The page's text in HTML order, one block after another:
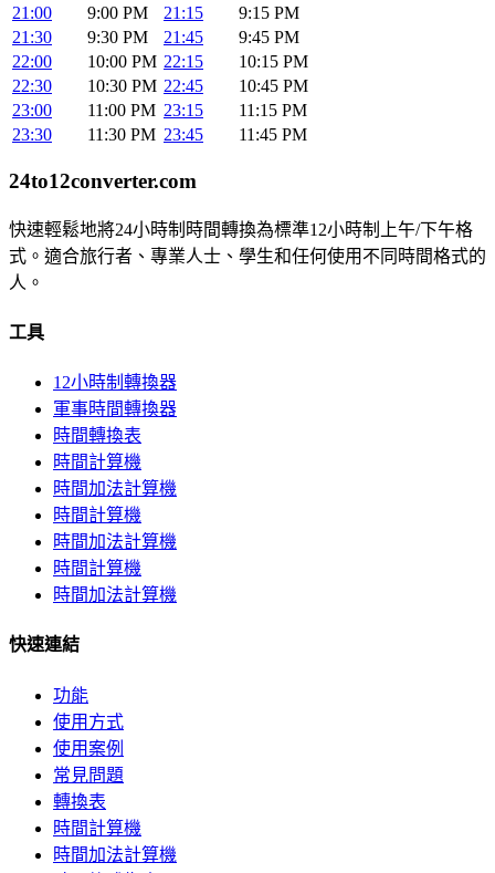
21:00
9:00 PM 21:15
9:15 PM
21:30
9:30 PM 21:45
9:45 PM
22:00
10:00 PM 22:15
10:15 PM
22:30
10:30 PM 22:45
10:45 PM
23:00
11:00 PM 23:15
11:15 PM
23:30
11:30 PM 23:45 11:45 PM
24to12converter.com
快速輕鬆地將24小時制時間轉換為標準12小時制上午/下午格
式。適合旅行者、專業人士、學生和任何使用不同時間格式的
人。
工具
12小時制轉換器
軍事時間轉換器
時間轉換表
時間計算機
時間加法計算機
時間計算機
時間加法計算機
時間計算機
時間加法計算機
快速連結
功能
使用方式
使用案例
常見問題
轉換表
時間計算機
時間加法計算機